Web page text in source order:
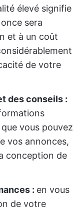
élevé signifie
sera
et à un coût
de votre
des conseils :
vous pouvez
vos annonces,
conception de
: en vous
de votre